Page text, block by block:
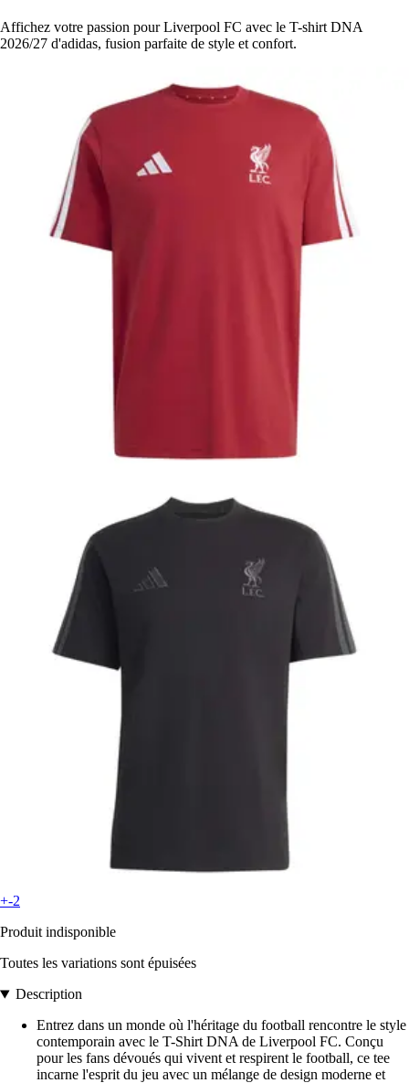
Affichez votre passion pour Liverpool FC avec le T-shirt DNA
2026/27 d'adidas, fusion parfaite de style et confort.
+-2
Produit indisponible
Toutes les variations sont épuisées
Description
Entrez dans un monde où l'héritage du football rencontre le style
contemporain avec le T-Shirt DNA de Liverpool FC. Conçu
pour les fans dévoués qui vivent et respirent le football, ce tee
incarne l'esprit du jeu avec un mélange de design moderne et